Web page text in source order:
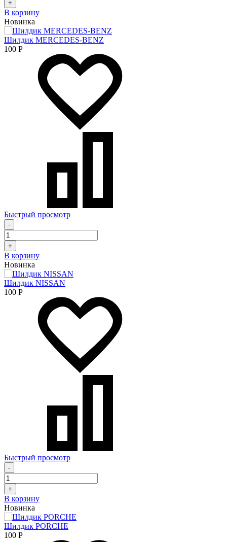
+
В корзину
Новинка
Шилдик MERCEDES-BENZ
100 Р
Быстрый просмотр
-
+
В корзину
Новинка
Шилдик NISSAN
100 Р
Быстрый просмотр
-
+
В корзину
Новинка
Шилдик PORCHE
100 Р